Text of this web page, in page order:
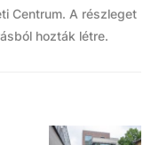
Centrum. A részleget
hozták létre.